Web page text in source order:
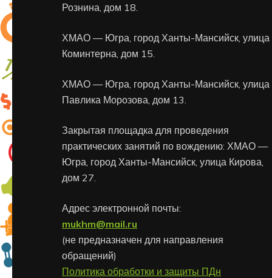
Рознина, дом 18.
ХМАО — Югра, город Ханты-Мансийск, улица
Коминтерна, дом 15.
ХМАО — Югра, город Ханты-Мансийск, улица
Павлика Морозова, дом 13.
Закрытая площадка для проведения
практических занятий по вождению: ХМАО —
Югра, город Ханты-Мансийск, улица Кирова,
дом 27.
Адрес электронной почты:
mukhm@mail.ru
(не предназначен для направления
обращений)
Политика обработки и защиты ПДн